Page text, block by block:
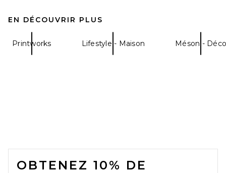
EN DÉCOUVRIR PLUS
Printworks Lifestyle - Maison Méson - Déco
FOOTER
OBTENEZ 10% DE